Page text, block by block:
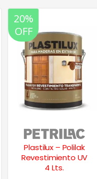
20%
OFF
Plastilux – Polilak
Revestimiento UV
1/2 Lt.